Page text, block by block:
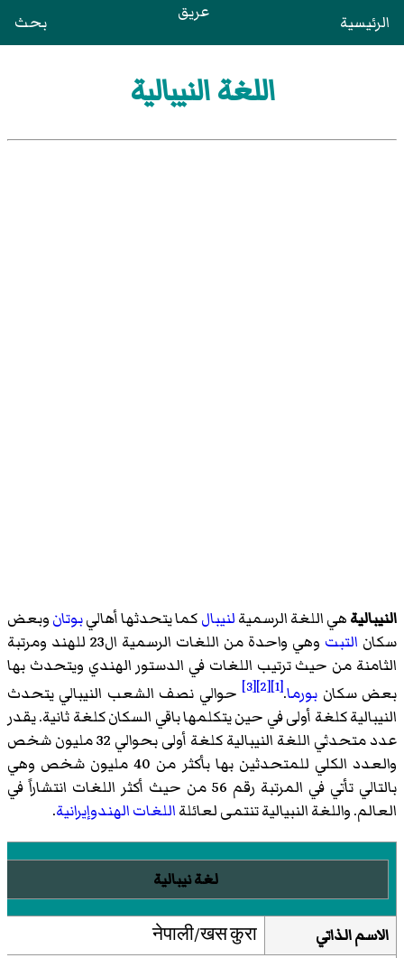
الرئيسية عريق بحث
اللغة النيبالية
النيباليةهي اللغة الرسميةلنيبالكما يتحدثها أهاليبوتانوبعض
سكان التبت
وهي واحدة من اللغات الرسمية ال23 للهند ومرتبة
الثامنة من حيث ترتيب اللغات في الدستور الهندي ويتحدث بها
بعض سكان بورما.
[1]
[2]
[3]
حوالي نصف الشعب النيبالي يتحدث
النيبالية كلغة أولى في حين يتكلمها باقي السكان كلغة ثانية. يقدر
عدد متحدثي اللغة النيبالية كلغة أولى بحوالي 32 مليون شخص
والعدد الكلي للمتحدثين بها بأكثر من 40 مليون شخص وهي
بالتالي تأتي في المرتبة رقم 56 من حيث أكثر اللغات انتشاراً في
العالم. واللغة النبيالية تنتمى لعائلةاللغات الهندوإيرانية.
لغة نيبالية
الاسم الذاتي नेपाली/खस कुरा